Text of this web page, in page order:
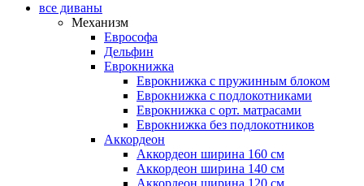
все диваны
Механизм
Еврософа
Дельфин
Еврокнижка
Еврокнижка с пружинным блоком
Еврокнижка с подлокотниками
Еврокнижка с орт. матрасами
Еврокнижка без подлокотников
Аккордеон
Аккордеон ширина 160 см
Аккордеон ширина 140 см